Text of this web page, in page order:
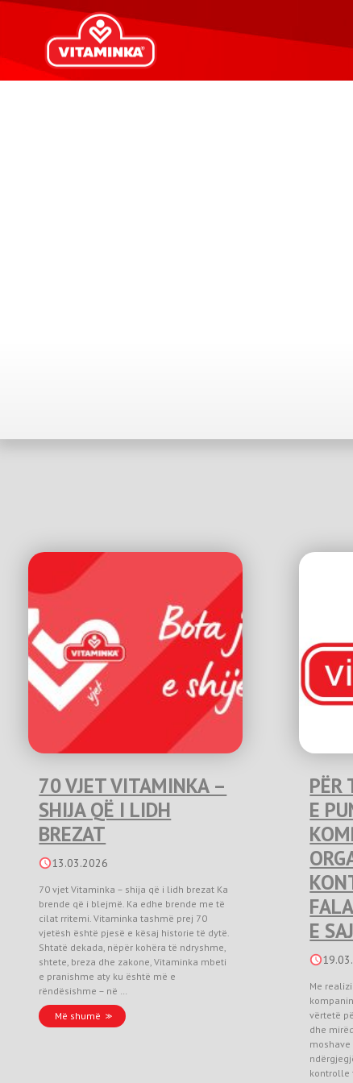
70 VJET VITAMINKA –
SHIJA QË I LIDH
BREZAT
13.03.2026
70 vjet Vitaminka – shija që i lidh brezat Ka
brende që i blejmë. Ka edhe brende me të
cilat rritemi. Vitaminka tashmë prej 70
vjetësh është pjesë e kësaj historie të dytë.
Shtatë dekada, nëpër kohëra të ndryshme,
shtete, breza dhe zakone, Vitaminka mbeti
e pranishme aty ku është më e
rëndësishme – në …
Më shumë
PËR
E
E SAJ
Me
vërtetë
dhe
kontrolle